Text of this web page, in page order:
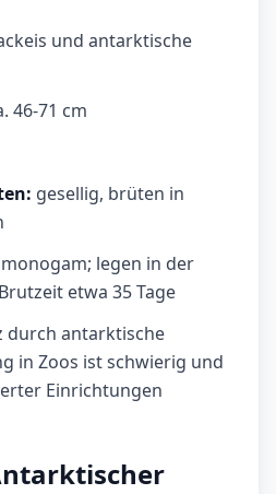
und antarktische
46-71 cm
gesellig, brüten in
monogam; legen in der
etwa 35 Tage
durch antarktische
in Zoos ist schwierig und
Einrichtungen